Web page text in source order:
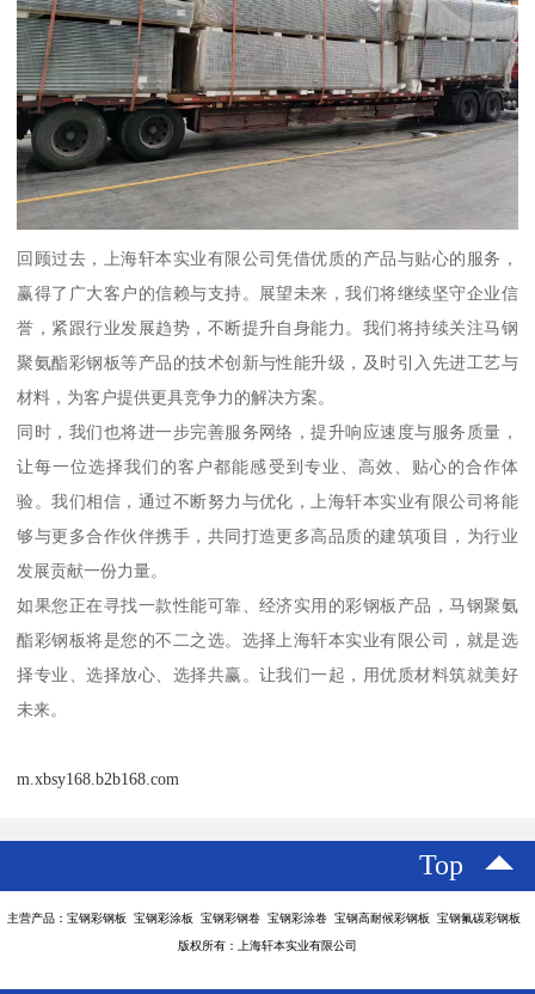
回顾过去，上海轩本实业有限公司凭借优质的产品与贴心的服务，
赢得了广大客户的信赖与支持。展望未来，我们将继续坚守企业信
誉，紧跟行业发展趋势，不断提升自身能力。我们将持续关注马钢
聚氨酯彩钢板等产品的技术创新与性能升级，及时引入先进工艺与
材料，为客户提供更具竞争力的解决方案。
同时，我们也将进一步完善服务网络，提升响应速度与服务质量，
让每一位选择我们的客户都能感受到专业、高效、贴心的合作体
验。我们相信，通过不断努力与优化，上海轩本实业有限公司将能
够与更多合作伙伴携手，共同打造更多高品质的建筑项目，为行业
发展贡献一份力量。
如果您正在寻找一款性能可靠、经济实用的彩钢板产品，马钢聚氨
酯彩钢板将是您的不二之选。选择上海轩本实业有限公司，就是选
择专业、选择放心、选择共赢。让我们一起，用优质材料筑就美好
未来。
m.xbsy168.b2b168.com
Top
主营产品：宝钢彩钢板 宝钢彩涂板 宝钢彩钢卷 宝钢彩涂卷 宝钢高耐候彩钢板 宝钢氟碳彩钢板
版权所有：上海轩本实业有限公司